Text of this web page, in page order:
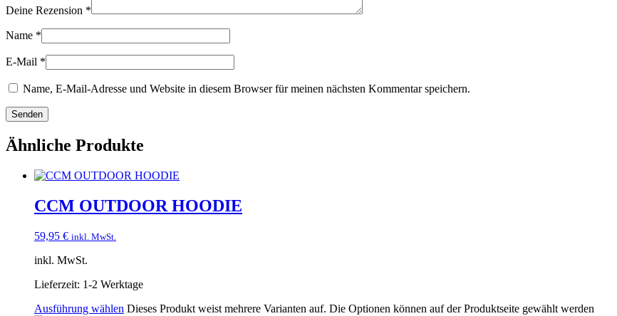
Deine Rezension *
Name *
E-Mail *
Name, E-Mail-Adresse und Website in diesem Browser für meinen nächsten Kommentar speichern.
Ähnliche Produkte
CCM OUTDOOR HOODIE
59,95 € inkl. MwSt.
inkl. MwSt.
Lieferzeit: 1-2 Werktage
Ausführung wählen Dieses Produkt weist mehrere Varianten auf. Die Optionen können auf der Produktseite gewählt werden